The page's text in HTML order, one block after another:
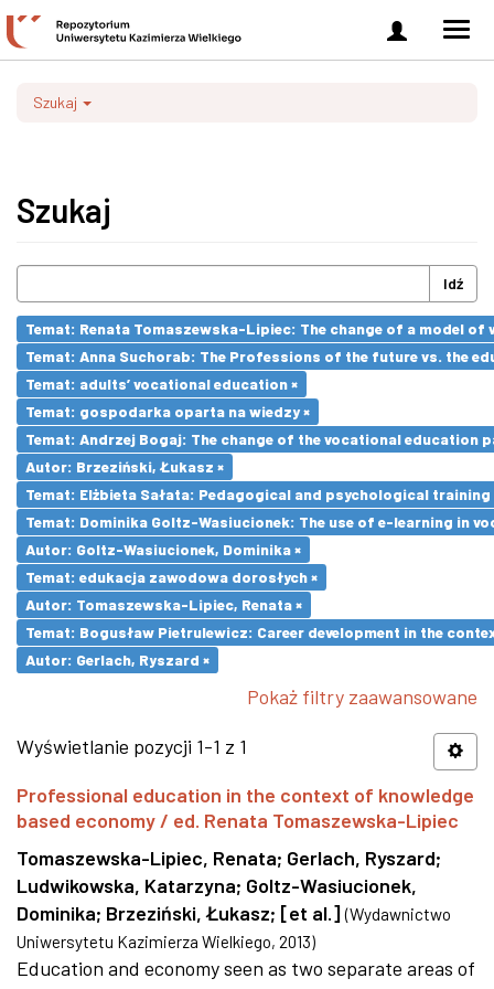
Zaloguj
się
Szukaj
Szukaj
Idź
Temat: Renata Tomaszewska-Lipiec: The change of a model
Temat: Anna Suchorab: The Professions of the future vs. the
Temat: adults’ vocational education ×
Temat: gospodarka oparta na wiedzy ×
Temat: Andrzej Bogaj: The change of the vocational education
Autor: Brzeziński, Łukasz ×
Temat: Elżbieta Sałata: Pedagogical and psychological
Temat: Dominika Goltz-Wasiucionek: The use of e-learning in
Autor: Goltz-Wasiucionek, Dominika ×
Temat: edukacja zawodowa dorosłych ×
Autor: Tomaszewska-Lipiec, Renata ×
Temat: Bogusław Pietrulewicz: Career development in the
Autor: Gerlach, Ryszard ×
Pokaż filtry zaawansowane
Wyświetlanie pozycji 1-1 z 1
Professional education in the context of knowledge
based economy / ed. Renata Tomaszewska-Lipiec
Tomaszewska-Lipiec, Renata; Gerlach, Ryszard;
Ludwikowska, Katarzyna; Goltz-Wasiucionek,
Dominika; Brzeziński, Łukasz; [et al.] (Wydawnictwo
Uniwersytetu Kazimierza Wielkiego, 2013)
Education and economy seen as two separate areas of